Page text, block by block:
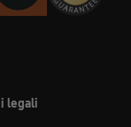
legali